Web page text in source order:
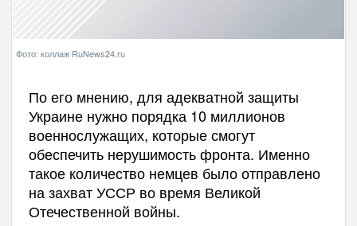
Фото: коллаж RuNews24.ru
По его мнению, для адекватной защиты
Украине нужно порядка 10 миллионов
военнослужащих, которые смогут
обеспечить нерушимость фронта. Именно
такое количество немцев было отправлено
на захват УССР во время Великой
Отечественной войны.